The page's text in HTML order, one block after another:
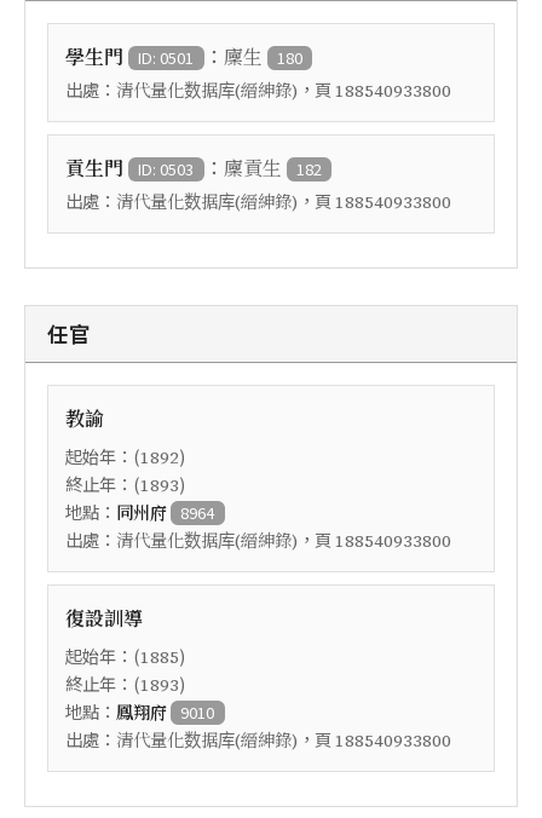
學生門 ID: 0501 ： 廩生 180
出處： 清代量化数据库(縉紳錄) ，頁 188540933800
貢生門 ID: 0503 ： 廩貢生 182
出處： 清代量化数据库(縉紳錄) ，頁 188540933800
任官
教諭
起始年：(1892)
終止年：(1893)
地點： 同州府 8964
出處： 清代量化数据库(縉紳錄) ，頁 188540933800
復設訓導
起始年：(1885)
終止年：(1893)
地點： 鳳翔府 9010
出處： 清代量化数据库(縉紳錄) ，頁 188540933800